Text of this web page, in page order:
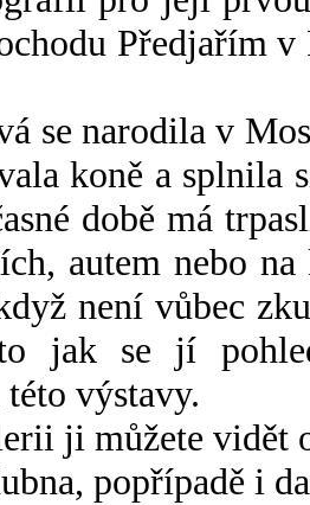
Předjařím
se narodila v
koně a splnila
době má
autem nebo
není vůbec
jak se jí
výstavy.
ji můžete vidět
popřípadě i